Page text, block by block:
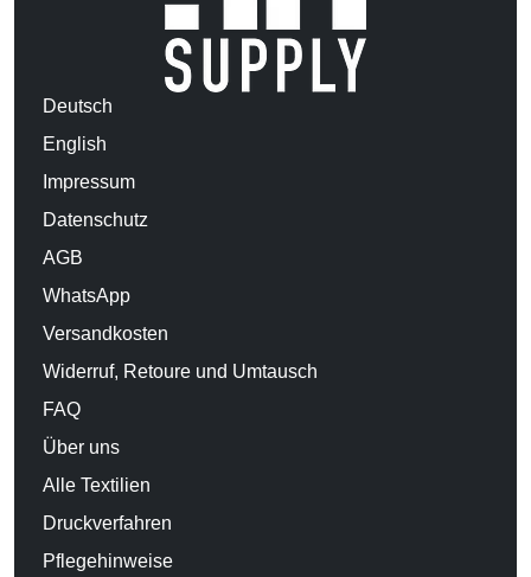
Deutsch
English
Impressum
Datenschutz
AGB
WhatsApp
Versandkosten
Widerruf, Retoure und Umtausch
FAQ
Über uns
Alle Textilien
Druckverfahren
Pflegehinweise